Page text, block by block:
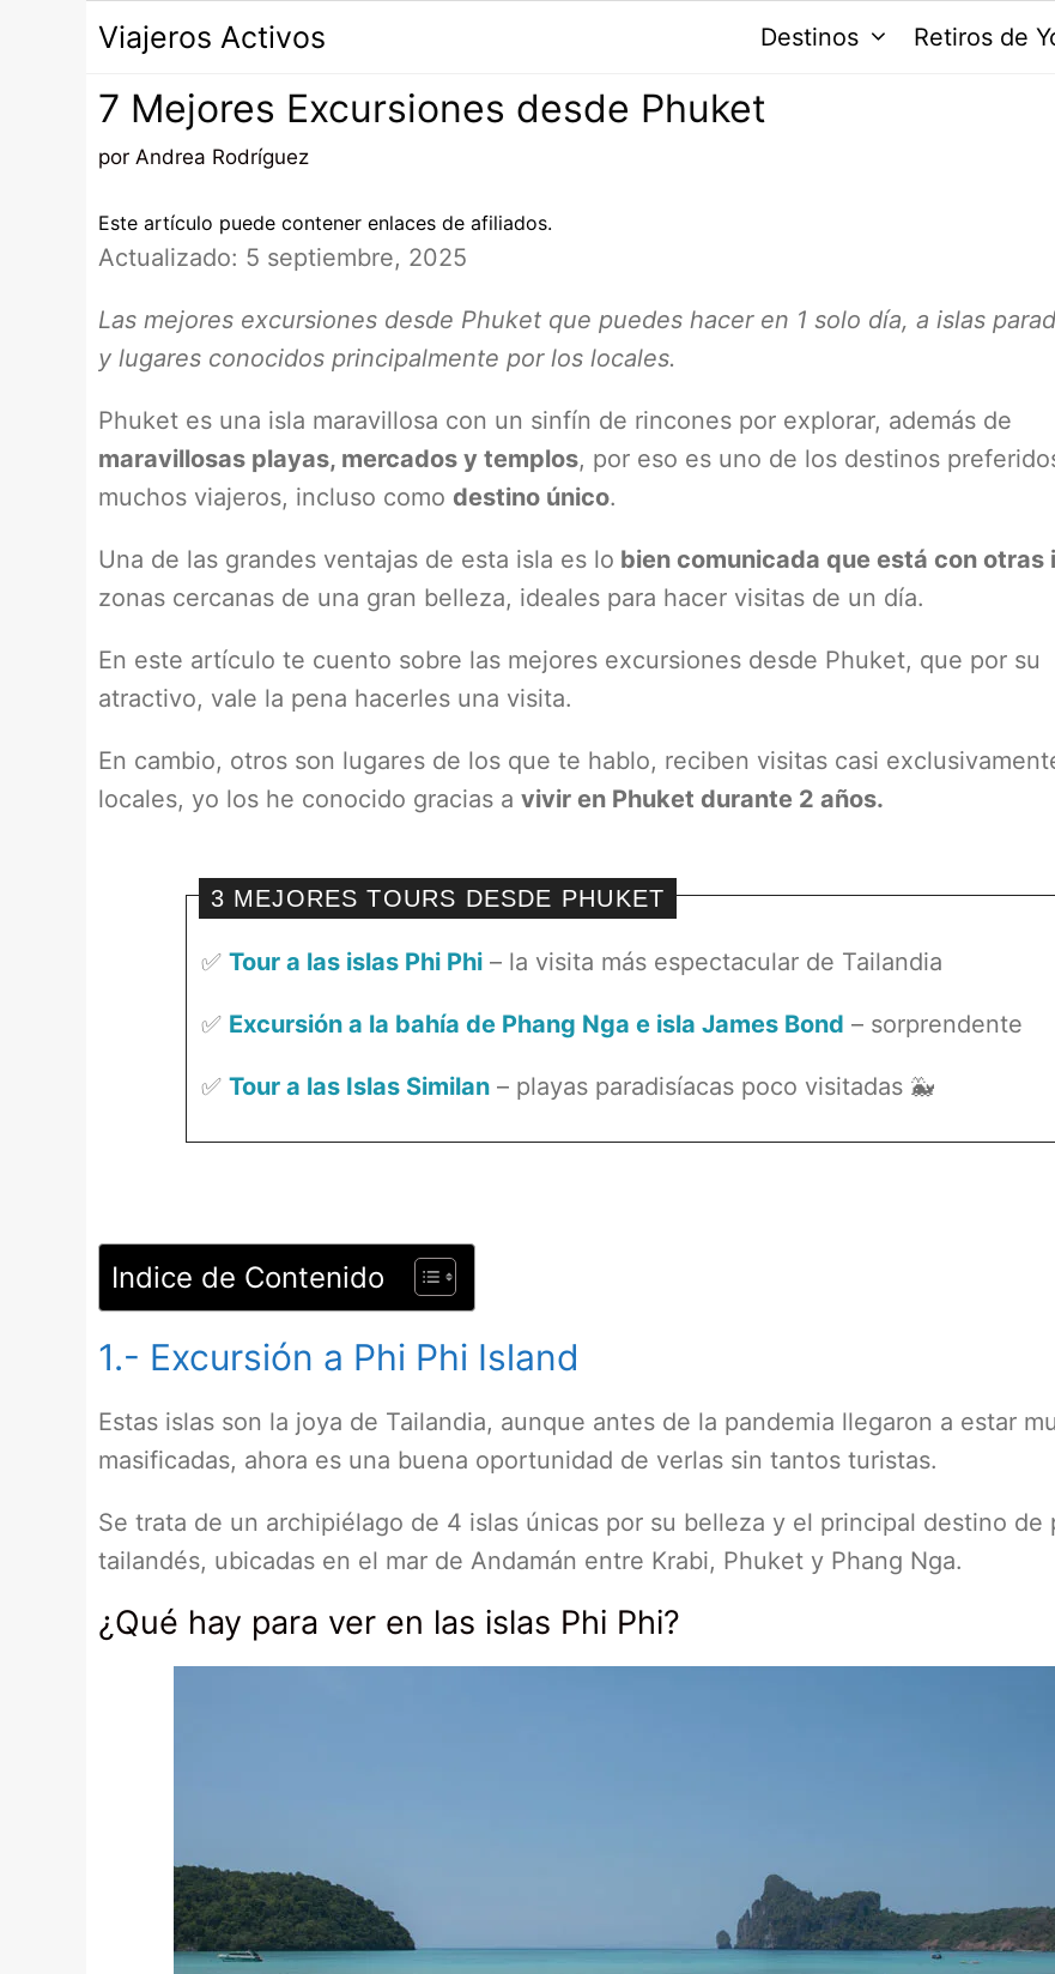
contenido
Viajeros Activos Destinos Retiros de
7 Mejores Excursiones desde Phuket
por Andrea Rodríguez
Este artículo puede contener enlaces de afiliados.
Actualizado: 5 septiembre, 2025
Las mejores excursiones desde Phuket que puedes hacer en 1 solo día, a islas
y lugares conocidos principalmente por los locales.
Phuket es una isla maravillosa con un sinfín de rincones por explorar, además de
maravillosas playas, mercados y templos, por eso es uno de los destinos
muchos viajeros, incluso como destino único.
Una de las grandes ventajas de esta isla es lo bien comunicada que está con otras
zonas cercanas de una gran belleza, ideales para hacer visitas de un día.
En este artículo te cuento sobre las mejores excursiones desde Phuket, que por su
atractivo, vale la pena hacerles una visita.
En cambio, otros son lugares de los que te hablo, reciben visitas casi
locales, yo los he conocido gracias a vivir en Phuket durante 2 años.
3 MEJORES TOURS DESDE PHUKET
✅ Tour a las islas Phi Phi– la visita más espectacular de Tailandia
✅ Excursión a la bahía de Phang Nga e isla James Bond – sorprendente
✅ Tour a las Islas Similan– playas paradisíacas poco visitadas 🐳
Indice de Contenido
1.- Excursión a Phi Phi Island
Estas islas son la joya de Tailandia, aunque antes de la pandemia llegaron a estar
masificadas, ahora es una buena oportunidad de verlas sin tantos turistas.
Se trata de un archipiélago de 4 islas únicas por su belleza y el principal destino de
tailandés, ubicadas en el mar de Andamán entre Krabi, Phuket y Phang Nga.
¿Qué hay para ver en las islas Phi Phi?